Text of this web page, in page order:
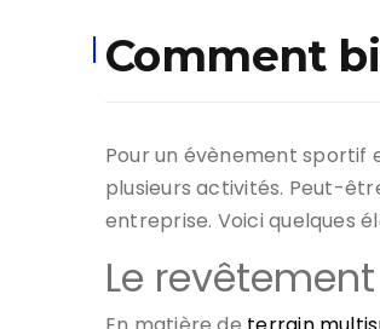
Comment
Pour un évènement sportif
plusieurs activités. Peut-
entreprise. Voici quelques
Le